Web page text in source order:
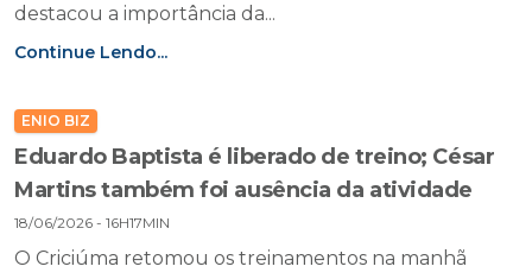
destacou a importância da...
Continue Lendo...
ENIO BIZ
Eduardo Baptista é liberado de treino; César
Martins também foi ausência da atividade
18/06/2026 - 16H17MIN
O Criciúma retomou os treinamentos na manhã